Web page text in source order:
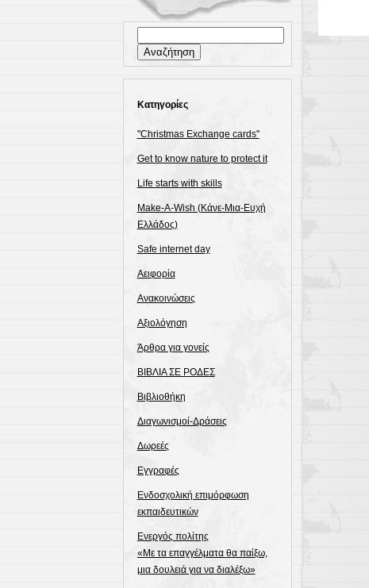
για:
Kατηγορίες
"Christmas Exchange cards"
Get to know nature to protect it
Life starts with skills
Make-A-Wish (Κάνε-Μια-Ευχή
Ελλάδος)
Safe internet day
Αειφορία
Ανακοινώσεις
Αξιολόγηση
Άρθρα για γονείς
ΒΙΒΛΙΑ ΣΕ ΡΟΔΕΣ
Βιβλιοθήκη
Διαγωνισμοί-Δράσεις
Δωρεές
Εγγραφές
Ενδοσχολική επιμόρφωση
εκπαιδευτικών
Ενεργός πολίτης
«Με τα επαγγέλματα θα παίξω,
μια δουλειά για να διαλέξω»